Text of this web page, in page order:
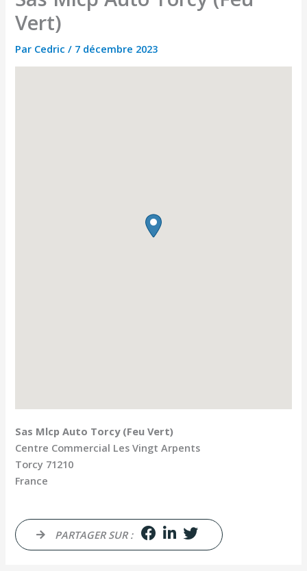
Vert)
Par Cedric/ 7 décembre 2023
Sas Mlcp Auto Torcy (Feu Vert)
Centre Commercial Les Vingt Arpents
Torcy 71210
France
PARTAGER SUR :